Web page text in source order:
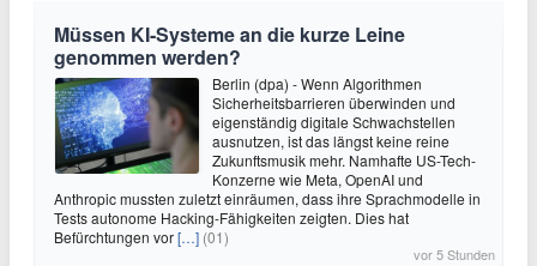
Müssen KI-Systeme an die kurze Leine
genommen werden?
Berlin (dpa) - Wenn Algorithmen
Sicherheitsbarrieren überwinden und
eigenständig digitale Schwachstellen
ausnutzen, ist das längst keine reine
Zukunftsmusik mehr. Namhafte US-Tech-
Konzerne wie Meta, OpenAI und
Anthropic mussten zuletzt einräumen, dass ihre Sprachmodelle in
Tests autonome Hacking-Fähigkeiten zeigten. Dies hat
Befürchtungen vor[…] (01)
vor 5 Stunden